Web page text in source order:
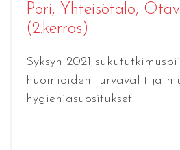
Pori, Yhteisötalo,
(2.kerros)
Syksyn 2021
huomioiden turvavälit ja
hygieniasuositukset.